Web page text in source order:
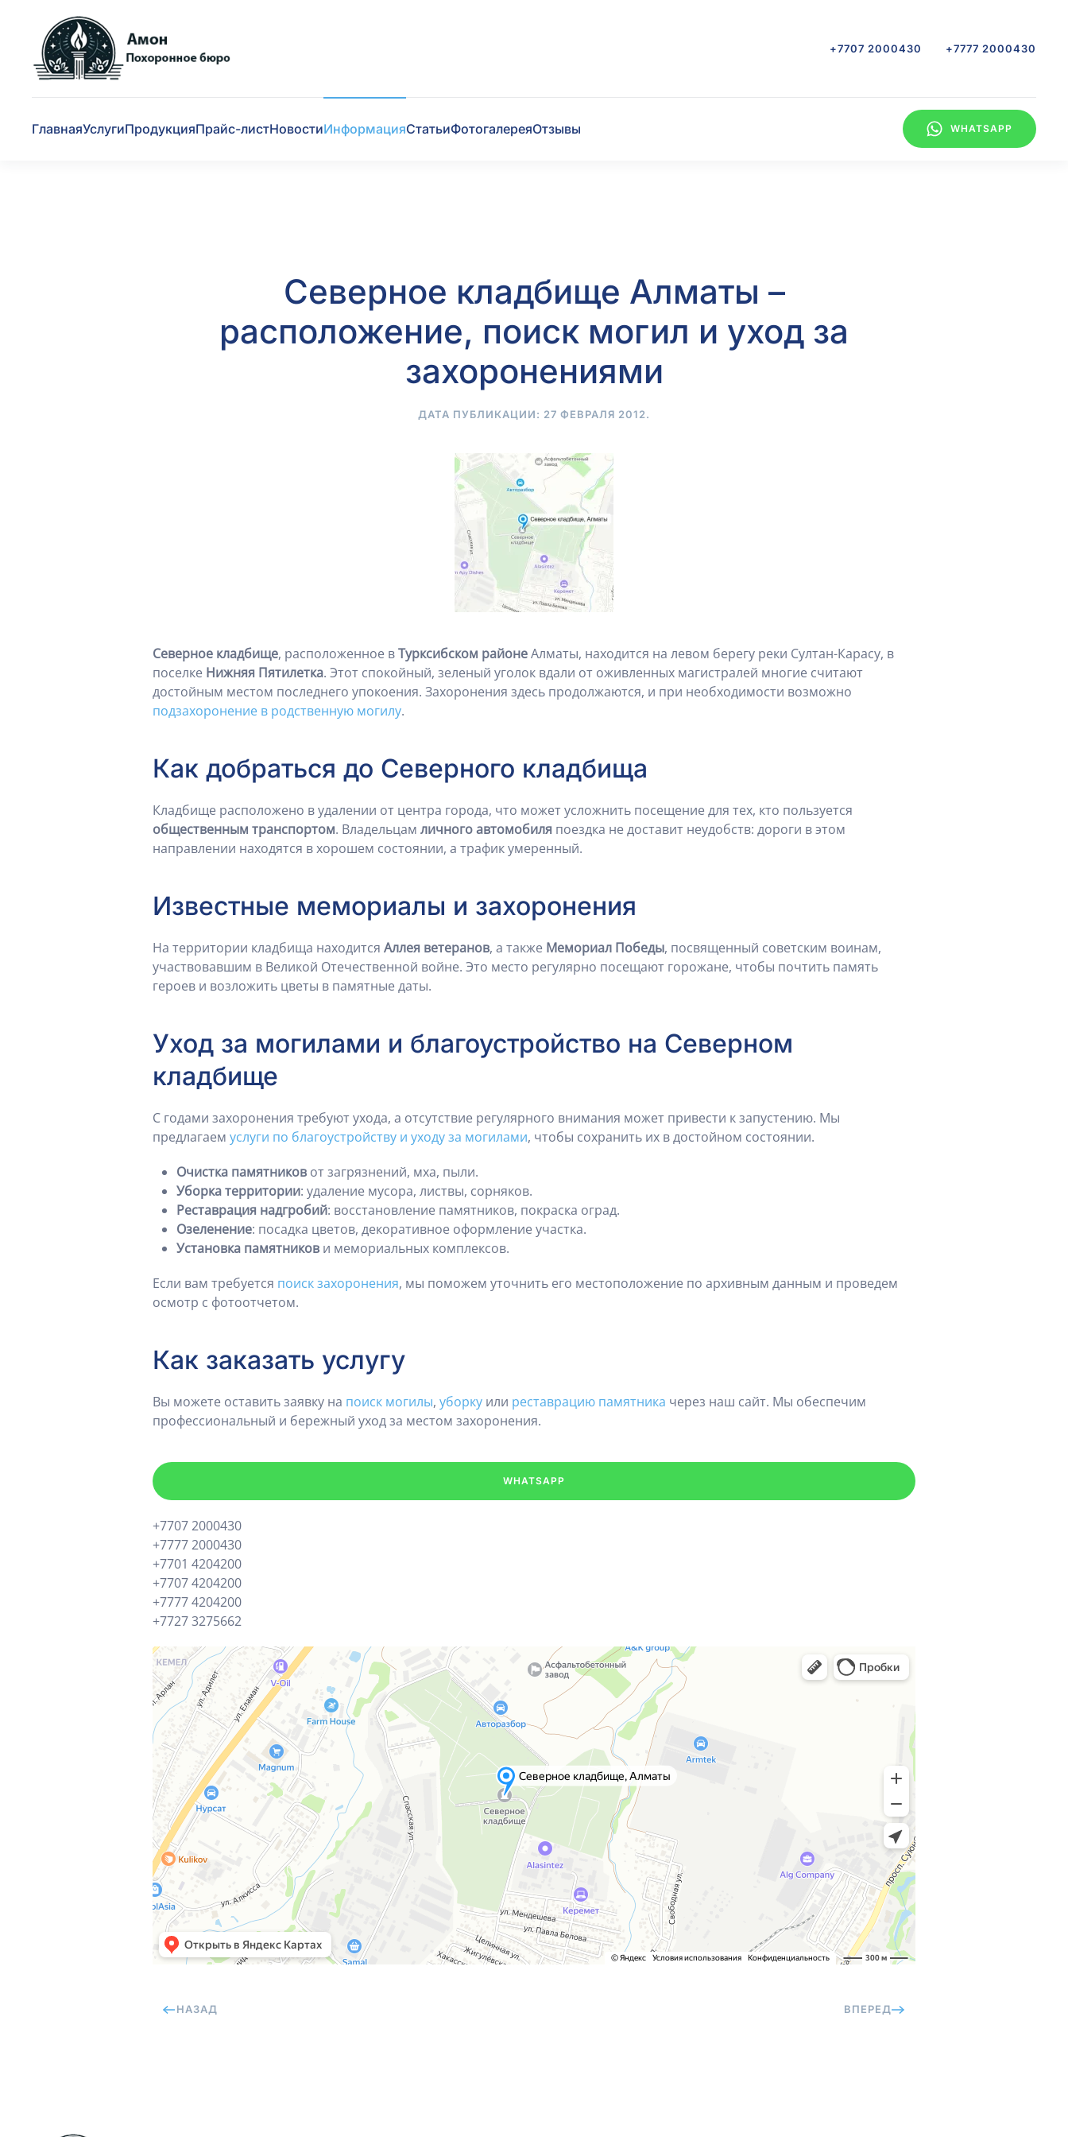
Skip to main content +7707 2000430 +7777 2000430
ГлавнаяУслугиПродукцияПрайс-листНовостиИнформацияСтатьиФотогалереяОтзывы WHATSAPP
Северное кладбище Алматы –
расположение, поиск могил и уход за
захоронениями
ДАТА ПУБЛИКАЦИИ: 27 ФЕВРАЛЯ 2012.
Северное кладбище, расположенное вТурксибском районеАлматы, находится на левом берегу реки Султан-Карасу, в
поселке Нижняя Пятилетка. Этот спокойный, зеленый уголок вдали от оживленных магистралей многие считают
достойным местом последнего упокоения. Захоронения здесь продолжаются, и при необходимости возможно
подзахоронение в родственную могилу.
Как добраться до Северного кладбища
Кладбище расположено в удалении от центра города, что может усложнить посещение для тех, кто пользуется
общественным транспортом. Владельцам личного автомобиля поездка не доставит неудобств: дороги в этом
направлении находятся в хорошем состоянии, а трафик умеренный.
Известные мемориалы и захоронения
На территории кладбища находится Аллея ветеранов, а также Мемориал Победы, посвященный советским воинам,
участвовавшим в Великой Отечественной войне. Это место регулярно посещают горожане, чтобы почтить память
героев и возложить цветы в памятные даты.
Уход за могилами и благоустройство на Северном
кладбище
С годами захоронения требуют ухода, а отсутствие регулярного внимания может привести к запустению. Мы
предлагаем услуги по благоустройству и уходу за могилами, чтобы сохранить их в достойном состоянии.
Очистка памятников от загрязнений, мха, пыли.
Уборка территории: удаление мусора, листвы, сорняков.
Реставрация надгробий: восстановление памятников, покраска оград.
Озеленение: посадка цветов, декоративное оформление участка.
Установка памятников и мемориальных комплексов.
Если вам требуется поиск захоронения, мы поможем уточнить его местоположение по архивным данным и проведем
осмотр с фотоотчетом.
Как заказать услугу
Вы можете оставить заявку на поиск могилы, уборку или реставрацию памятника через наш сайт. Мы обеспечим
профессиональный и бережный уход за местом захоронения.
WHATSAPP
+7707 2000430
+7777 2000430
+7701 4204200
+7707 4204200
+7777 4204200
+7727 3275662
НАЗАД ВПЕРЕД